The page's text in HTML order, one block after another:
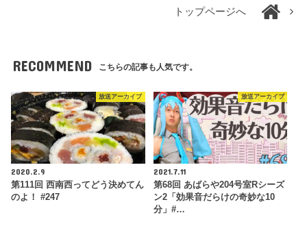
トップページへ
RECOMMEND こちらの記事も人気です。
放送アーカイブ
2020.2.9
第111回 西南西ってどう決めてん
のよ！ #247
放送アーカイブ
2021.7.11
第68回 あばらや204号室Rシーズ
ン2「効果音だらけの奇妙な10
分」#…